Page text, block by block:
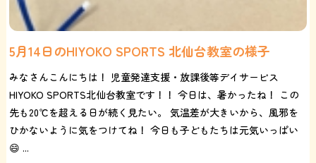
5月14日のHIYOKO SPORTS 北仙台教室の様子
みなさんこんにちは！ 児童発達支援・放課後等デイサービス
HIYOKO SPORTS北仙台教室です！！ 今日は、暑かったね！ この
先も20℃を超える日が続く見たい。 気温差が大きいから、風邪を
ひかないように気をつけてね！ 今日も子どもたちは元気いっぱい
😄 ...